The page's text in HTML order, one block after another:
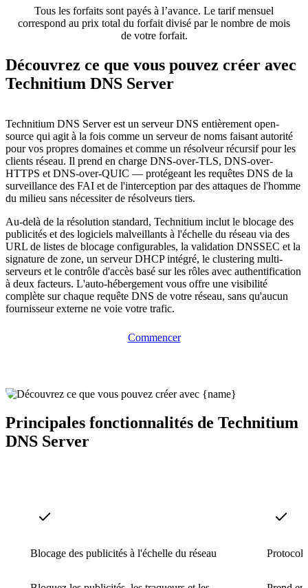
Tous les forfaits sont payés à l’avance. Le tarif mensuel
correspond au prix total du forfait divisé par le nombre de mois
de votre forfait.
Découvrez ce que vous pouvez créer avec
Technitium DNS Server
Technitium DNS Server est un serveur DNS entièrement open-
source qui agit à la fois comme un serveur de noms faisant autorité
pour vos propres domaines et comme un résolveur récursif pour les
clients réseau. Il prend en charge DNS-over-TLS, DNS-over-
HTTPS et DNS-over-QUIC — protégeant les requêtes DNS de la
surveillance des FAI et de l'interception par des attaques de l'homme
du milieu sans nécessiter de résolveurs tiers.
Au-delà de la résolution standard, Technitium inclut le blocage des
publicités et des logiciels malveillants à l'échelle du réseau via des
URL de listes de blocage configurables, la validation DNSSEC et la
signature de zone, un serveur DHCP intégré, le clustering multi-
serveurs et le contrôle d'accès basé sur les rôles avec authentification
à deux facteurs. L'auto-hébergement vous offre une visibilité
complète sur chaque requête DNS de votre réseau, sans qu'aucun
fournisseur externe ne voie votre trafic.
Commencer
Principales fonctionnalités de Technitium
DNS Server
Blocage des publicités à l'échelle du réseau